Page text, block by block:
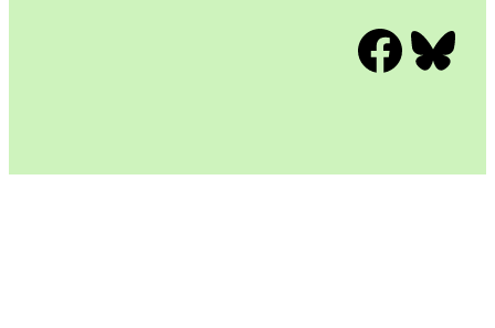
Facebook Bluesky